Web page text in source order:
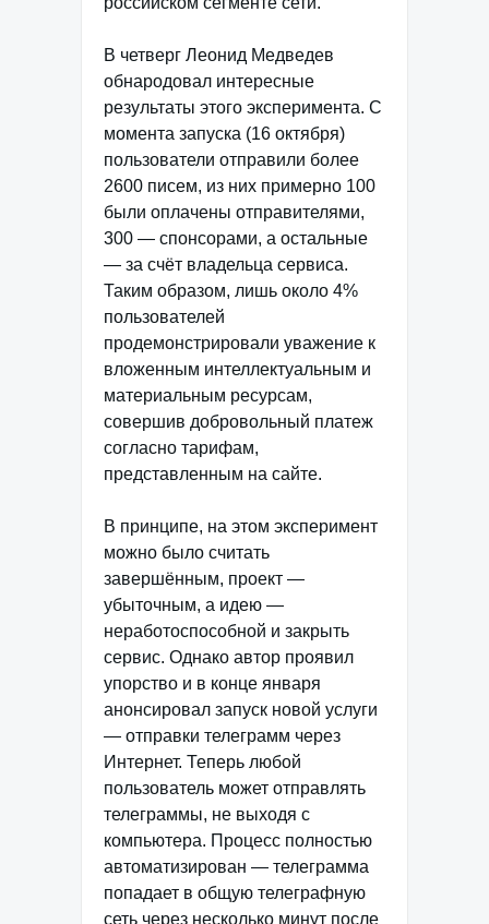
В четверг Леонид Медведев
обнародовал интересные
результаты этого эксперимента. С
момента запуска (16 октября)
пользователи отправили более
2600 писем, из них примерно 100
были оплачены отправителями,
300 — спонсорами, а остальные
— за счёт владельца сервиса.
Таким образом, лишь около 4%
пользователей
продемонстрировали уважение к
вложенным интеллектуальным и
материальным ресурсам,
совершив добровольный платеж
согласно тарифам,
представленным на сайте.
В принципе, на этом эксперимент
можно было считать
завершённым, проект —
убыточным, а идею —
неработоспособной и закрыть
сервис. Однако автор проявил
упорство и в конце января
анонсировал запуск новой услуги
— отправки телеграмм через
Интернет. Теперь любой
пользователь может отправлять
телеграммы, не выходя с
компьютера. Процесс полностью
автоматизирован — телеграмма
попадает в общую телеграфную
сеть через несколько минут после